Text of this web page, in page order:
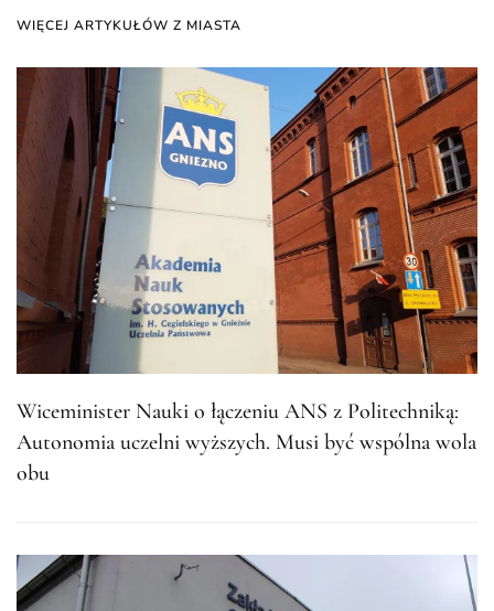
WIĘCEJ ARTYKUŁÓW Z MIASTA
Wiceminister Nauki o łączeniu ANS z Politechniką:
Autonomia uczelni wyższych. Musi być wspólna wola
obu